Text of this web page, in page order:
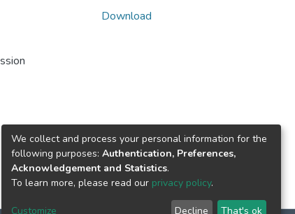
Download
We collect and process your personal information for the
following purposes: Authentication, Preferences,
Acknowledgement and Statistics.
To learn more, please read our privacy policy.
Customize Decline That's ok